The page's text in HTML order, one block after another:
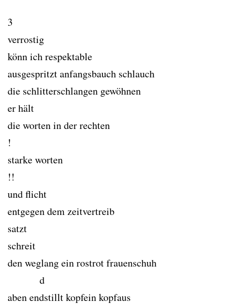
3
verrostig
könn ich respektable
ausgespritzt anfangsbauch schlauch
die schlitterschlangen gewöhnen
er hält
die worten in der rechten
!
starke worten
!!
und flicht
entgegen dem zeitvertreib
satzt
schreit
den weglang ein rostrot frauenschuh
d
aben endstillt kopfein kopfaus